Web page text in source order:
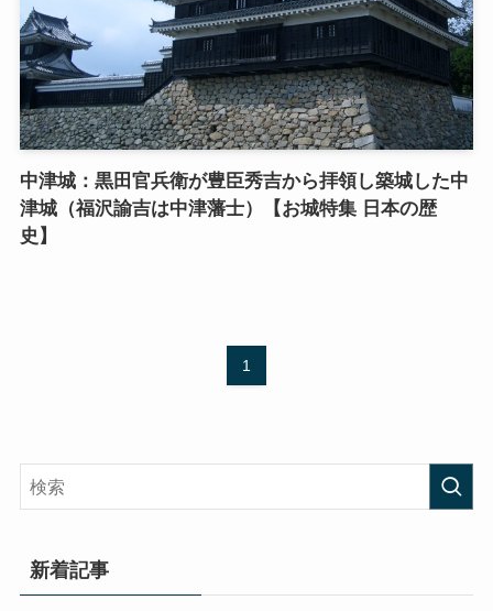
中津城：黒田官兵衛が豊臣秀吉から拝領し築城した中
津城（福沢諭吉は中津藩士）【お城特集 日本の歴
史】
1
新着記事